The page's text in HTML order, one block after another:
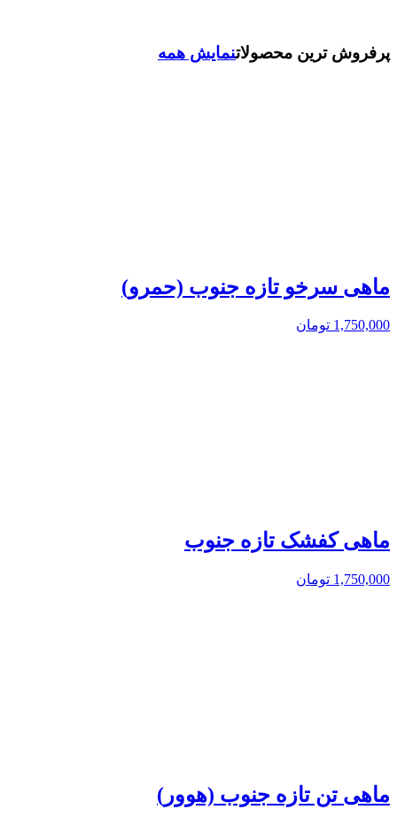
پرفروش ترین محصولاتنمایش همه
ماهی سرخو تازه جنوب (حمرو)
1,750,000 تومان
ماهی کفشک تازه جنوب
1,750,000 تومان
ماهی تن تازه جنوب (هوور)